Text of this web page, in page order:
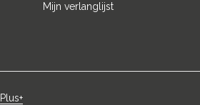
Mijn verlanglijst
Plus+